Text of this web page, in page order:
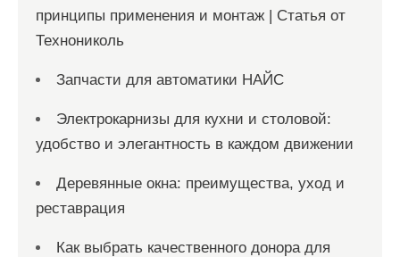
принципы применения и монтаж | Статья от
Технониколь
Запчасти для автоматики НАЙС
Электрокарнизы для кухни и столовой:
удобство и элегантность в каждом движении
Деревянные окна: преимущества, уход и
реставрация
Как выбрать качественного донора для